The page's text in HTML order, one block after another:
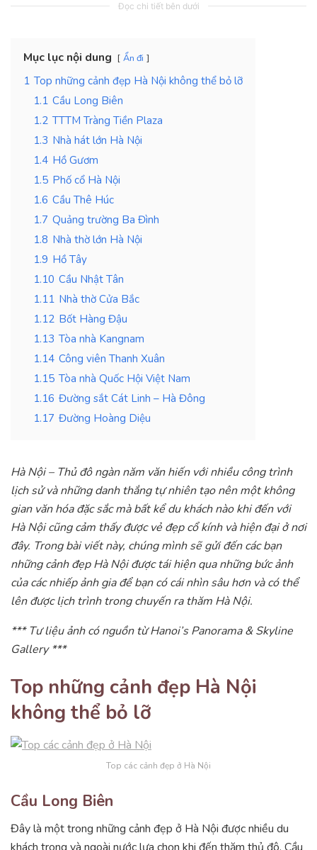
Đọc chi tiết bên dưới
Mục lục nội dung Ẩn đi
1 Top những cảnh đẹp Hà Nội không thể bỏ lỡ
1.1 Cầu Long Biên
1.2 TTTM Tràng Tiền Plaza
1.3 Nhà hát lớn Hà Nội
1.4 Hồ Gươm
1.5 Phố cổ Hà Nội
1.6 Cầu Thê Húc
1.7 Quảng trường Ba Đình
1.8 Nhà thờ lớn Hà Nội
1.9 Hồ Tây
1.10 Cầu Nhật Tân
1.11 Nhà thờ Cửa Bắc
1.12 Bốt Hàng Đậu
1.13 Tòa nhà Kangnam
1.14 Công viên Thanh Xuân
1.15 Tòa nhà Quốc Hội Việt Nam
1.16 Đường sắt Cát Linh – Hà Đông
1.17 Đường Hoàng Diệu
Hà Nội – Thủ đô ngàn năm văn hiến với nhiều công trình
lịch sử và những danh thắng tự nhiên tạo nên một không
gian văn hóa đặc sắc mà bất kể du khách nào khi đến với
Hà Nội cũng cảm thấy được vẻ đẹp cổ kính và hiện đại ở nơi
đây. Trong bài viết này, chúng mình sẽ gửi đến các bạn
những cảnh đẹp Hà Nội được tái hiện qua những bức ảnh
của các nhiếp ảnh gia để bạn có cái nhìn sâu hơn và có thể
lên được lịch trình trong chuyến ra thăm Hà Nội.
*** Tư liệu ảnh có nguồn từ Hanoi’s Panorama & Skyline
Gallery ***
Top những cảnh đẹp Hà Nội
không thể bỏ lỡ
Top các cảnh đẹp ở Hà Nội
Cầu Long Biên
Đây là một trong những cảnh đẹp ở Hà Nội được nhiều du
khách trong và ngoài nước lựa chọn khi đến thăm thủ đô. Cầu